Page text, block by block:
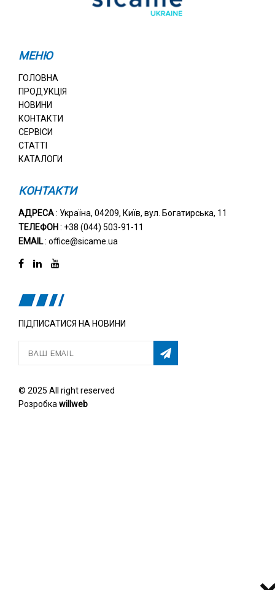
МЕНЮ
ГОЛОВНА
ПРОДУКЦІЯ
НОВИНИ
КОНТАКТИ
СЕРВІСИ
СТАТТІ
КАТАЛОГИ
КОНТАКТИ
АДРЕСА: Україна, 04209, Київ, вул. Богатирська, 11
ТЕЛЕФОН : +38 (044) 503-91-11
EMAIL: office@sicame.ua
ПІДПИСАТИСЯ НА НОВИНИ
© 2025 All right reserved
Розробка willweb